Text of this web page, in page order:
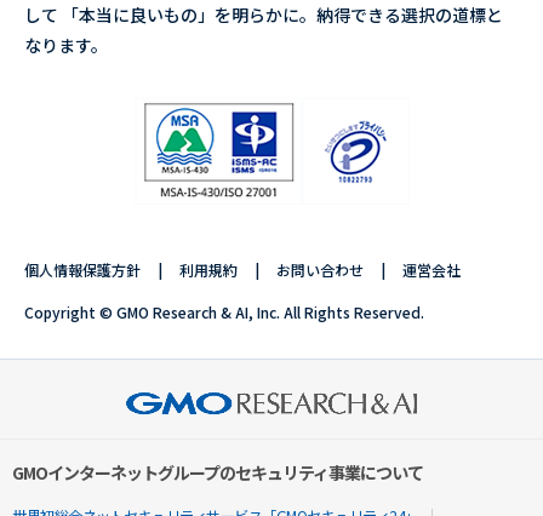
して 「本当に良いもの」を明らかに。納得できる選択の道標と
なります。
個人情報保護方針 利用規約 お問い合わせ 運営会社
Copyright © GMO Research & AI, Inc. All Rights Reserved.
GMOインターネットグループのセキュリティ事業について